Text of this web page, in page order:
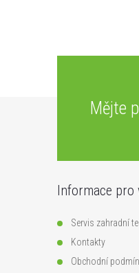
Mějte
Informace pro
Servis zahradní
Kontakty
Obchodní